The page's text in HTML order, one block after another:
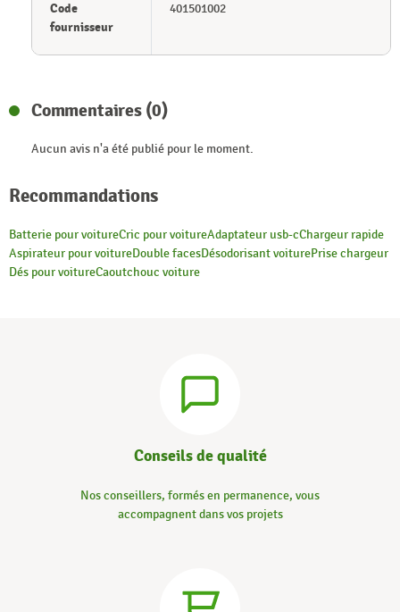
Code
fournisseur
401501002
Commentaires (0)
Aucun avis n'a été publié pour le moment.
Recommandations
Batterie pour voitureCric pour voitureAdaptateur usb-cChargeur rapide
Aspirateur pour voitureDouble facesDésodorisant voiturePrise chargeur
Dés pour voitureCaoutchouc voiture
Conseils de qualité
Nos conseillers, formés en permanence, vous
accompagnent dans vos projets